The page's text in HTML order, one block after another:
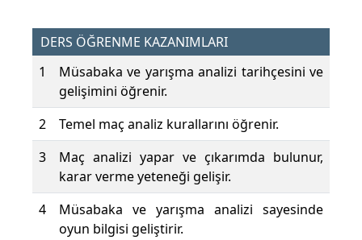
DERS ÖĞRENME KAZANIMLARI
1
Müsabaka ve yarışma analizi tarihçesini ve
gelişimini öğrenir.
2
Temel maç analiz kurallarını öğrenir.
3
Maç analizi yapar ve çıkarımda bulunur,
karar verme yeteneği gelişir.
4
Müsabaka ve yarışma analizi sayesinde
oyun bilgisi geliştirir.